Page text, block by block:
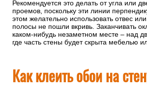
Рекомендуется это делать от угла или
проемов, поскольку эти линии
этом желательно использовать отвес
полосы не пошли вкривь. Заканчивать
каком-нибудь незаметном месте – над
где часть стены будет скрыта мебелью
Как клеить обои на